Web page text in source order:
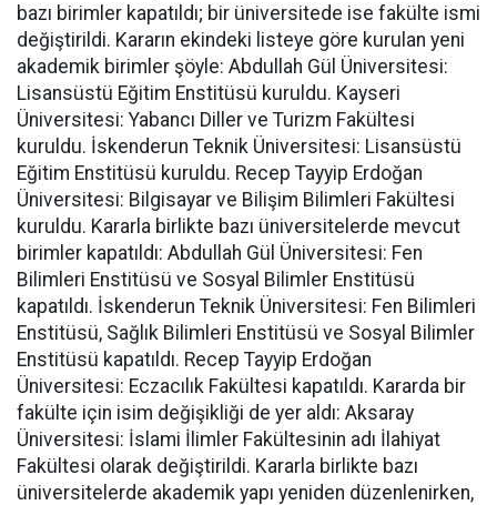
bazı birimler kapatıldı; bir üniversitede ise fakülte ismi
değiştirildi. Kararın ekindeki listeye göre kurulan yeni
akademik birimler şöyle: Abdullah Gül Üniversitesi:
Lisansüstü Eğitim Enstitüsü kuruldu. Kayseri
Üniversitesi: Yabancı Diller ve Turizm Fakültesi
kuruldu. İskenderun Teknik Üniversitesi: Lisansüstü
Eğitim Enstitüsü kuruldu. Recep Tayyip Erdoğan
Üniversitesi: Bilgisayar ve Bilişim Bilimleri Fakültesi
kuruldu. Kararla birlikte bazı üniversitelerde mevcut
birimler kapatıldı: Abdullah Gül Üniversitesi: Fen
Bilimleri Enstitüsü ve Sosyal Bilimler Enstitüsü
kapatıldı. İskenderun Teknik Üniversitesi: Fen Bilimleri
Enstitüsü, Sağlık Bilimleri Enstitüsü ve Sosyal Bilimler
Enstitüsü kapatıldı. Recep Tayyip Erdoğan
Üniversitesi: Eczacılık Fakültesi kapatıldı. Kararda bir
fakülte için isim değişikliği de yer aldı: Aksaray
Üniversitesi: İslami İlimler Fakültesinin adı İlahiyat
Fakültesi olarak değiştirildi. Kararla birlikte bazı
üniversitelerde akademik yapı yeniden düzenlenirken,